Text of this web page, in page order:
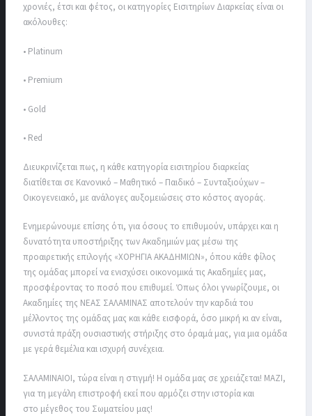
χρονιές, έτσι και φέτος, οι κατηγορίες Εισιτηρίων Διαρκείας είναι οι
ακόλουθες:
• Platinum
• Premium
• Gold
• Red
Διευκρινίζεται πως, η κάθε κατηγορία εισιτηρίου διαρκείας
διατίθεται σε Κανονικό – Μαθητικό – Παιδικό – Συνταξιούχων –
Οικογενειακό, με ανάλογες αυξομειώσεις στο κόστος αγοράς.
Ενημερώνουμε επίσης ότι, για όσους το επιθυμούν, υπάρχει και η
δυνατότητα υποστήριξης των Ακαδημιών μας μέσω της
προαιρετικής επιλογής «ΧΟΡΗΓΙΑ ΑΚΑΔΗΜΙΩΝ», όπου κάθε φίλος
της ομάδας μπορεί να ενισχύσει οικονομικά τις Ακαδημίες μας,
προσφέροντας το ποσό που επιθυμεί. Όπως όλοι γνωρίζουμε, οι
Ακαδημίες της ΝΕΑΣ ΣΑΛΑΜΙΝΑΣ αποτελούν την καρδιά του
μέλλοντος της ομάδας μας και κάθε εισφορά, όσο μικρή κι αν είναι,
συνιστά πράξη ουσιαστικής στήριξης στο όραμά μας, για μια ομάδα
με γερά θεμέλια και ισχυρή συνέχεια.
ΣΑΛΑΜΙΝΑΙΟΙ, τώρα είναι η στιγμή! Η ομάδα μας σε χρειάζεται! ΜΑΖΙ,
για τη μεγάλη επιστροφή εκεί που αρμόζει στην ιστορία και
στο μέγεθος του Σωματείου μας!